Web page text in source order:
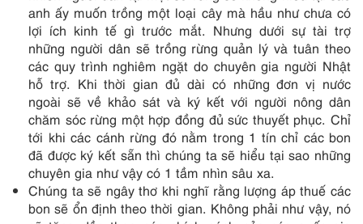
anh ấy muốn trồng một loại cây mà hầu như chưa có
lợi ích kinh tế gì trước mắt. Nhưng dưới sự tài trợ
những người dân sẽ trồng rừng quản lý và tuân theo
các quy trình nghiêm ngặt do chuyên gia người Nhật
hỗ trợ. Khi thời gian đủ dài có những đơn vị nước
ngoài sẽ về khảo sát và ký kết với người nông dân
chăm sóc rừng một hợp đồng đủ sức thuyết phục. Chỉ
tới khi các cánh rừng đó nằm trong 1 tín chỉ các bon
đã được ký kết sẵn thì chúng ta sẽ hiểu tại sao những
chuyên gia như vậy có 1 tầm nhìn sâu xa.
Chúng ta sẽ ngây thơ khi nghĩ rằng lượng áp thuế các
bon sẽ ổn định theo thời gian. Không phải như vậy, nó